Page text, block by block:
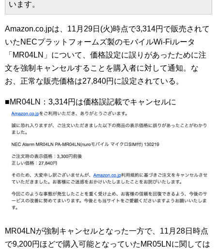
います。
Amazon.co.jpは、11月29日(火)時点で3,314円で販売されて
いたNECプラットフォームズ製のモバイルWi-Fiルータ
「MR04LN」について、価格設定に誤りがあったために注
文を強制キャンセルすることを購入者に対して通知。な
お、正常な販売価格は27,840円に設定されている。
■MR04LN：3,314円は価格誤記載でキャンセルに
MR04LNが強制キャンセルとなった一方で、11月28日時点
で9,200円ほどで購入可能となっていたMR05LNに関しては